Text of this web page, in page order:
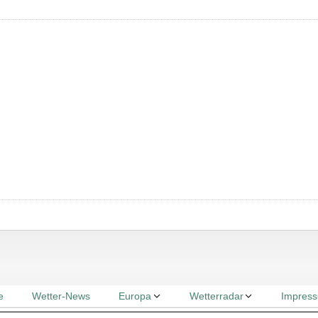
Wetter-News Europa Wetterradar